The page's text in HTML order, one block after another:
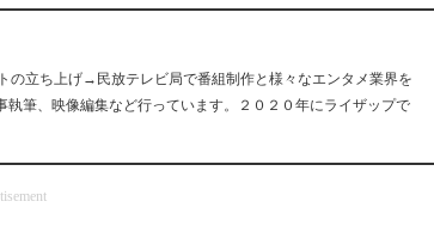
立ち上げ→民放テレビ局で番組制作と様々なエンタメ業界を
筆、映像編集など行っています。２０２０年にライザップで